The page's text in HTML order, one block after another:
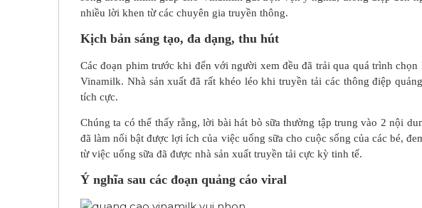
nhiều lời khen từ các chuyên gia truyền thông.
Kịch bản sáng tạo, đa dạng, thu hút
Các đoạn phim trước khi đến với người xem đều đã trải qua quá trình
Vinamilk. Nhà sản xuất đã rất khéo léo khi truyền tải các thông điệp
tích cực.
Chúng ta có thể thấy rằng, lời bài hát bò sữa thường tập trung vào 2 nội
đã làm nổi bật được lợi ích của việc uống sữa cho cuộc sống của các bé,
từ việc uống sữa đã được nhà sản xuất truyền tải cực kỳ tinh tế.
Ý nghĩa sau các đoạn quảng cáo viral